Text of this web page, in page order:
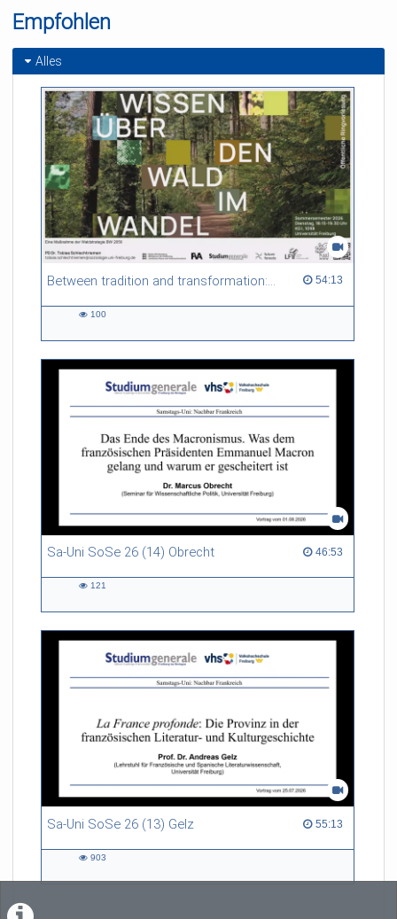
Empfohlen
Alles
Between tradition and transformation: how owners, advisers and institutions co-create knowledge for resilient forests in Europe 54:13
54:13 duration
100
Sa-Uni SoSe 26 (14) Obrecht 46:53
46:53 duration
121
Sa-Uni SoSe 26 (13) Gelz 55:13
55:13 duration
903